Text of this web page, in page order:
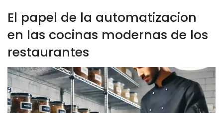
El papel de la automatizacion
en las cocinas modernas de los
restaurantes